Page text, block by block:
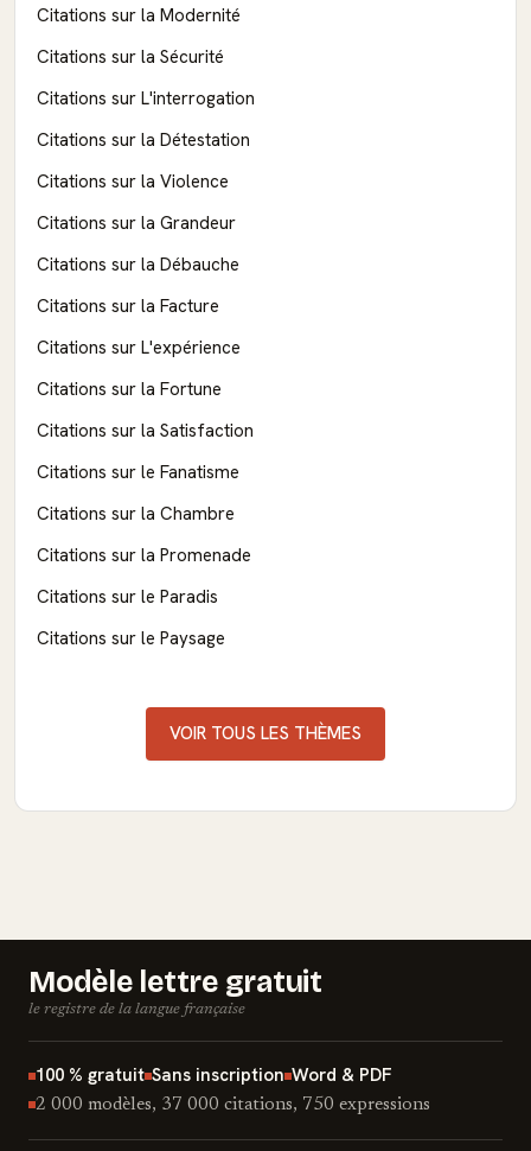
Citations sur la Modernité
Citations sur la Sécurité
Citations sur L'interrogation
Citations sur la Détestation
Citations sur la Violence
Citations sur la Grandeur
Citations sur la Débauche
Citations sur la Facture
Citations sur L'expérience
Citations sur la Fortune
Citations sur la Satisfaction
Citations sur le Fanatisme
Citations sur la Chambre
Citations sur la Promenade
Citations sur le Paradis
Citations sur le Paysage
VOIR TOUS LES THÈMES
Modèle lettre gratuit
le registre de la langue française
100 % gratuit Sans inscription Word & PDF
2 000 modèles, 37 000 citations, 750 expressions